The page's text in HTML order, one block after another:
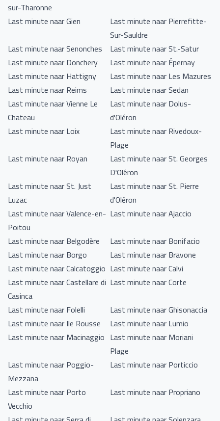
sur-Tharonne
Last minute naar Gien
Last minute naar Pierrefitte-
Sur-Sauldre
Last minute naar Senonches Last minute naar St.-Satur
Last minute naar Donchery
Last minute naar Épernay
Last minute naar Hattigny
Last minute naar Les Mazures
Last minute naar Reims
Last minute naar Sedan
Last minute naar Vienne Le
Chateau
Last minute naar Dolus-
d'Oléron
Last minute naar Loix
Last minute naar Rivedoux-
Plage
Last minute naar Royan
Last minute naar St. Georges
D'Oléron
Last minute naar St. Just
Luzac
Last minute naar St. Pierre
d'Oléron
Last minute naar Valence-en-
Poitou
Last minute naar Ajaccio
Last minute naar Belgodère
Last minute naar Bonifacio
Last minute naar Borgo
Last minute naar Bravone
Last minute naar Calcatoggio Last minute naar Calvi
Last minute naar Castellare di
Casinca
Last minute naar Corte
Last minute naar Folelli
Last minute naar Ghisonaccia
Last minute naar Ile Rousse
Last minute naar Lumio
Last minute naar Macinaggio Last minute naar Moriani
Plage
Last minute naar Poggio-
Mezzana
Last minute naar Porticcio
Last minute naar Porto
Vecchio
Last minute naar Propriano